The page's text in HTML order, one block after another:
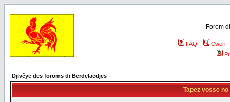
Forom
FAQ
Cweri
Djivêye des foroms di Berdelaedjes
Tapez vosse